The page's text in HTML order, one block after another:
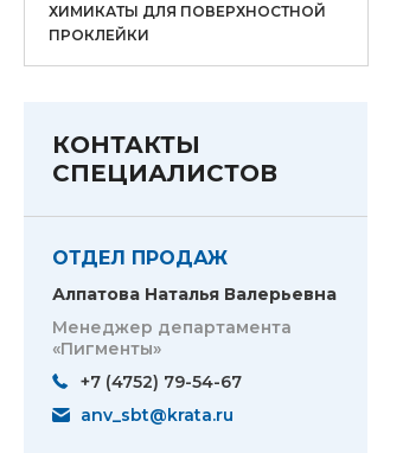
ХИМИКАТЫ ДЛЯ ПОВЕРХНОСТНОЙ
ПРОКЛЕЙКИ
КОНТАКТЫ
СПЕЦИАЛИСТОВ
ОТДЕЛ ПРОДАЖ
Алпатова Наталья Валерьевна
Менеджер департамента
«Пигменты»
+7 (4752) 79-54-67
anv_sbt@krata.ru